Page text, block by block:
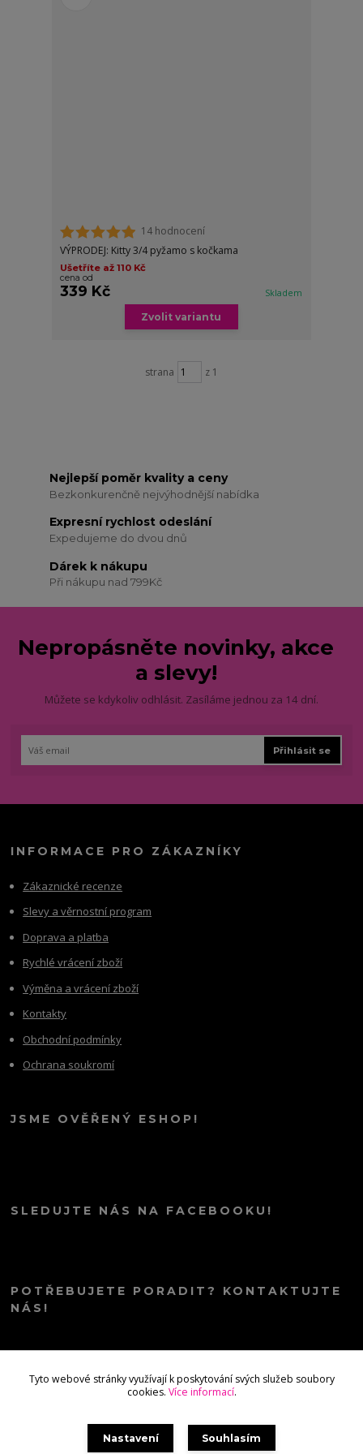
14 hodnocení
VÝPRODEJ: Kitty 3/4 pyžamo s kočkama
Ušetříte až 110 Kč
cena od
339 Kč Skladem
Zvolit variantu
strana z 1
Nejlepší poměr kvality a ceny
Bezkonkurenčně nejvýhodnější nabídka
Expresní rychlost odeslání
Expedujeme do dvou dnů
Dárek k nákupu
Při nákupu nad 799Kč
Nepropásněte novinky, akce
a slevy!
Můžete se kdykoliv odhlásit. Zasíláme jednou za 14 dní.
Přihlásit se
INFORMACE PRO ZÁKAZNÍKY
Zákaznické recenze
Slevy a věrnostní program
Doprava a platba
Rychlé vrácení zboží
Výměna a vrácení zboží
Kontakty
Obchodní podmínky
Ochrana soukromí
JSME OVĚŘENÝ ESHOP!
SLEDUJTE NÁS NA FACEBOOKU!
POTŘEBUJETE PORADIT? KONTAKTUJTE
NÁS!
Tyto webové stránky využívají k poskytování svých služeb soubory
cookies. Více informací.
Nastavení Souhlasím